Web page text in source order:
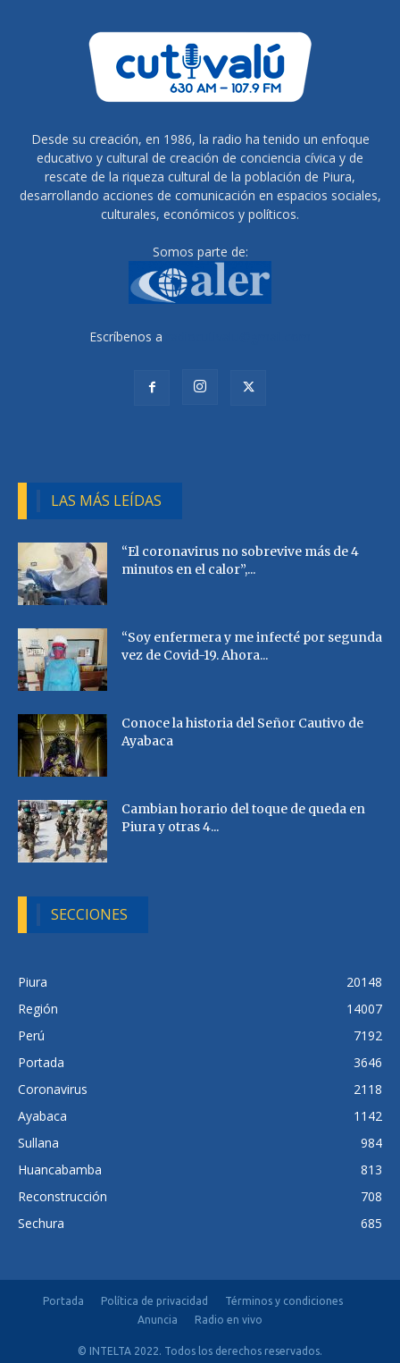
Desde su creación, en 1986, la radio ha tenido un enfoque
educativo y cultural de creación de conciencia cívica y de
rescate de la riqueza cultural de la población de Piura,
desarrollando acciones de comunicación en espacios sociales,
culturales, económicos y políticos.
Somos parte de:
Escríbenos a
LAS MÁS LEÍDAS
“El coronavirus no sobrevive más de 4
minutos en el calor”,...
“Soy enfermera y me infecté por segunda
vez de Covid-19. Ahora...
Conoce la historia del Señor Cautivo de
Ayabaca
Cambian horario del toque de queda en
Piura y otras 4...
SECCIONES
Piura
20148
Región
14007
Perú
7192
Portada
3646
Coronavirus
2118
Ayabaca
1142
Sullana
984
Huancabamba
813
Reconstrucción
708
Sechura
685
Portada Política de privacidad
Términos y condiciones
Anuncia
Radio en vivo
© INTELTA 2022. Todos los derechos reservados.